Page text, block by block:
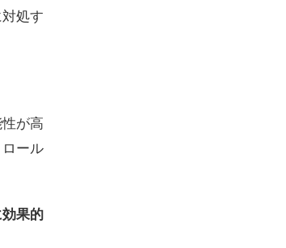
処す
が高
ール
果的